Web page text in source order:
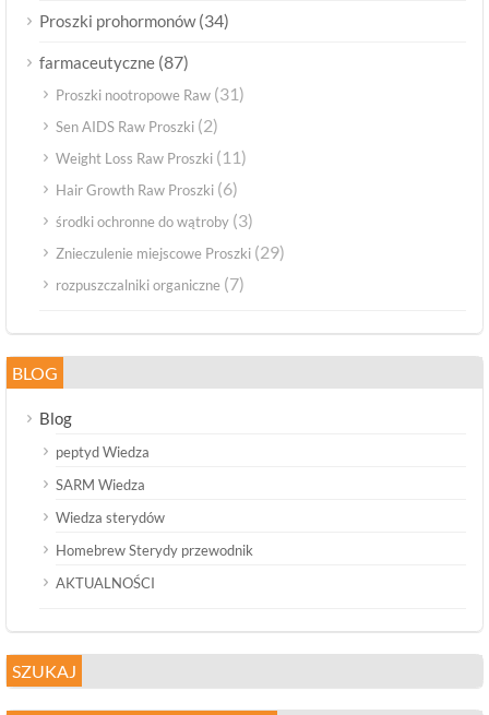
Proszki prohormonów(34)
farmaceutyczne (87)
Proszki nootropowe Raw (31)
Sen AIDS Raw Proszki (2)
Weight Loss Raw Proszki (11)
Hair Growth Raw Proszki (6)
środki ochronne do wątroby (3)
Znieczulenie miejscowe Proszki (29)
rozpuszczalniki organiczne (7)
BLOG
Blog
peptyd Wiedza
SARM Wiedza
Wiedza sterydów
Homebrew Sterydy przewodnik
AKTUALNOŚCI
SZUKAJ